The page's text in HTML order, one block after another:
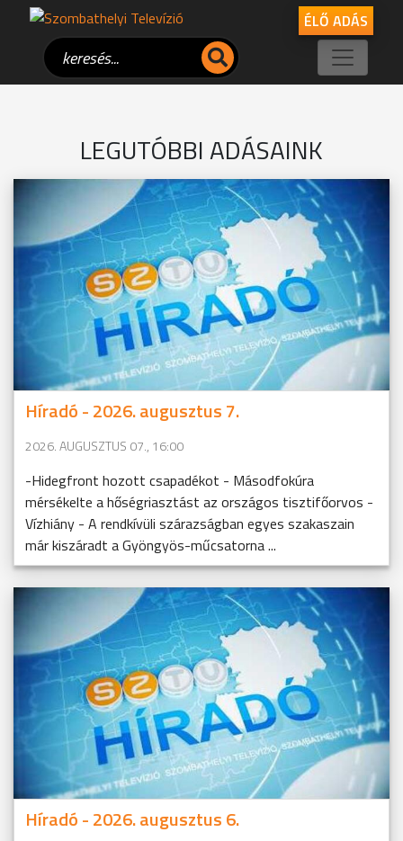
ÉLŐ ADÁS
LEGUTÓBBI ADÁSAINK
Híradó - 2026. augusztus 7.
2026. AUGUSZTUS 07., 16:00
-Hidegfront hozott csapadékot - Másodfokúra
mérsékelte a hőségriasztást az országos tisztifőorvos -
Vízhiány - A rendkívüli szárazságban egyes szakaszain
már kiszáradt a Gyöngyös-műcsatorna ...
Híradó - 2026. augusztus 6.